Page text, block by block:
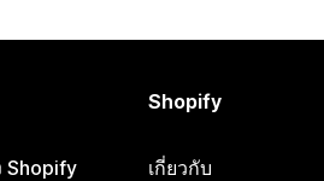
Shopify
Shopify
เกี่ยวกับ